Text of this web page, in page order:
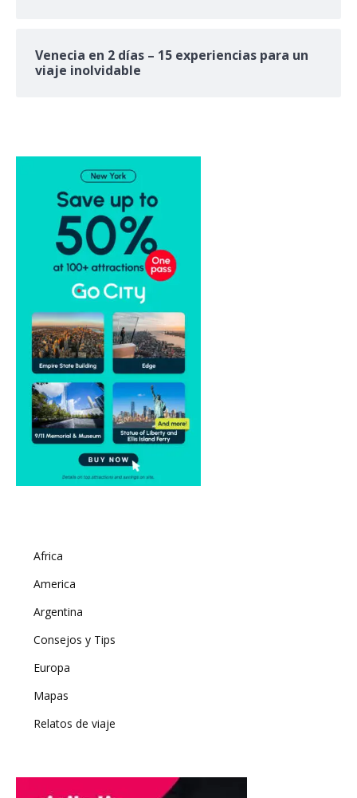
Venecia en 2 días – 15 experiencias para un
viaje inolvidable
Africa
America
Argentina
Consejos y Tips
Europa
Mapas
Relatos de viaje